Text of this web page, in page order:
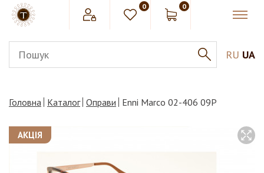
0 0
RU UA
Головна Каталог Оправи Enni Marco 02-406 09Р
АКЦІЯ